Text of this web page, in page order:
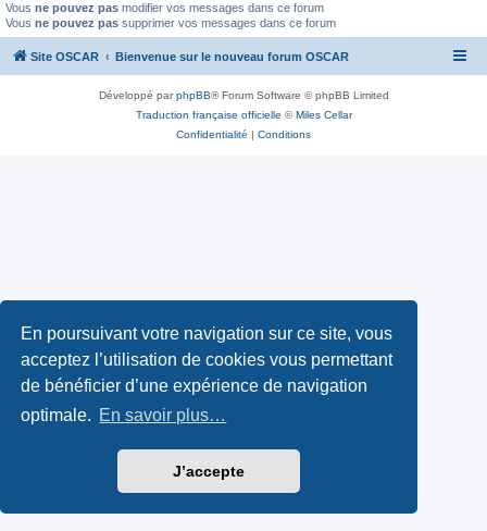
En poursuivant votre navigation sur ce site, vous
acceptez l’utilisation de cookies vous permettant
de bénéficier d’une expérience de navigation
optimale. En savoir plus…
J’accepte
Vous ne pouvez pas modifier vos messages dans ce forum
Vous ne pouvez pas supprimer vos messages dans ce forum
Site OSCAR Bienvenue sur le nouveau forum OSCAR
Développé parphpBB® Forum Software © phpBB Limited
Traduction française officielle ©Miles Cellar
Confidentialité | Conditions